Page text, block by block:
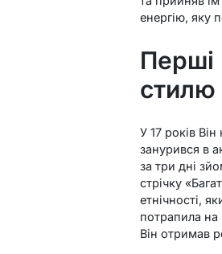
енергію, яку
Перші
стилю
У 17 років
занурився в
за три дні
стрічку
етнічності,
потрапила на
Він отримав